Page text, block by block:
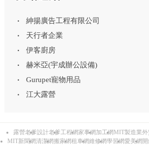
紳揚廣告工程有限公司
天行者企業
伊客廚房
赫米亞(宇成辦公設備)
Gurupet寵物用品
江大露營
露營老爹設計老爹工程網家事網加工網MIT製造業外
MIT新聞網清潔網搬家網租車網維修網學習網愛美網